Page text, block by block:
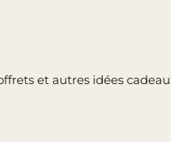
et autres idées